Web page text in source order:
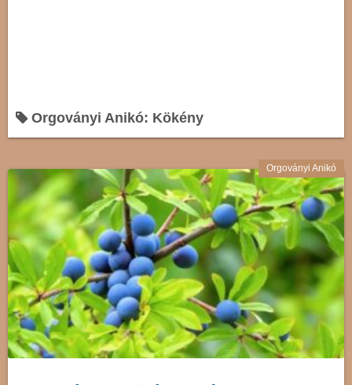
Orgoványi Anikó: Kökény
Orgoványi Anikó